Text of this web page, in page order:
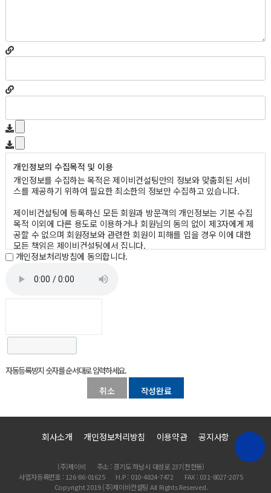
개인정보의 수집목적 및 이용
개인정보를 수집하는 목적은 제이비컨설팅만의 정보와 맞춤회된 서비
스를 제공하기 위하여 필요한 최소한의 정보만 수집하고 있습니다.
제이비컨설팅에 등록하신 모든 회원과 방문객의 개인정보는 기본 수집
목적 이외에 다른 용도로 이용하거나 회원님의 동의 없이 제3자에게 제
공할 수 없으며 회원정보와 관련한 회원이 피해를 입을 경우 이에 대한
모든 책임은 제이비컨설팅에서 집니다.
정보를 수집하지 않으며 개인정보는 철회와 동시에 삭제됩니다.
* 필수사항 : 이름
* 필수사항 : 이메일주소, 홈페이지주소, 전화번호(휴대폰), 주소
개인정보의 보유 및 이용기간
받는 동안 개인정보를 계속 보유하며 맞춤화된 서비스 제공을 위해 이용
하게 됩니다. 다만 방문객께서 탈퇴를 원하시거나 제이비컨설팅 약관에
의거 방문객자격 상실의 경우에는 등록된 방문객의 정보는 완전히 삭제
개인정보처리방침에 동의합니다.
자동등록방지 숫자를 순서대로 입력하세요.
취소
회사소개 개인정보처리방침 이용약관 공지사항
(주)제이비
주소 : 경기도 하남시 대성로 237(천현동)
사업자등록번호 : 126-86-01625
H.P : 010-4824-7472
FAX : 031-8027-2075
Copyright 2019 (주)제이비컨설팅 All Rights Reserved.